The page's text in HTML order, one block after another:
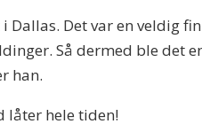
Det var en veldig
Så dermed ble det
han.
låter hele tiden!